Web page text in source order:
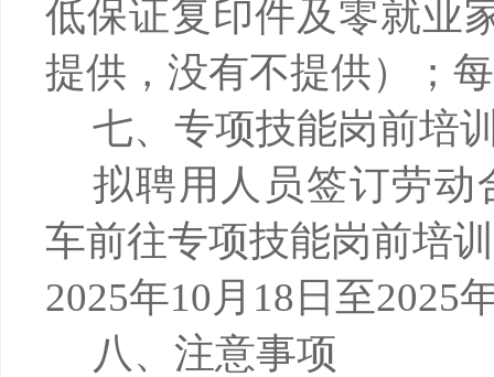
低保证复印件及零就业
提供，没有不提供）；
七、 专项技能岗前培
拟聘用人员签订劳
车前往专项技能岗前培
2025年10月18日至2025
八、注意事项